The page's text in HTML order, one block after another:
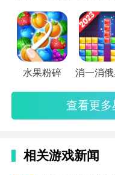
*玩家需要掌握技巧来
和保护环境等，这样
强。
游戏说明
*特殊工具的使用是游
*进行建造星球的过程
水果粉碎 消一消
查看更多
相关游戏新闻